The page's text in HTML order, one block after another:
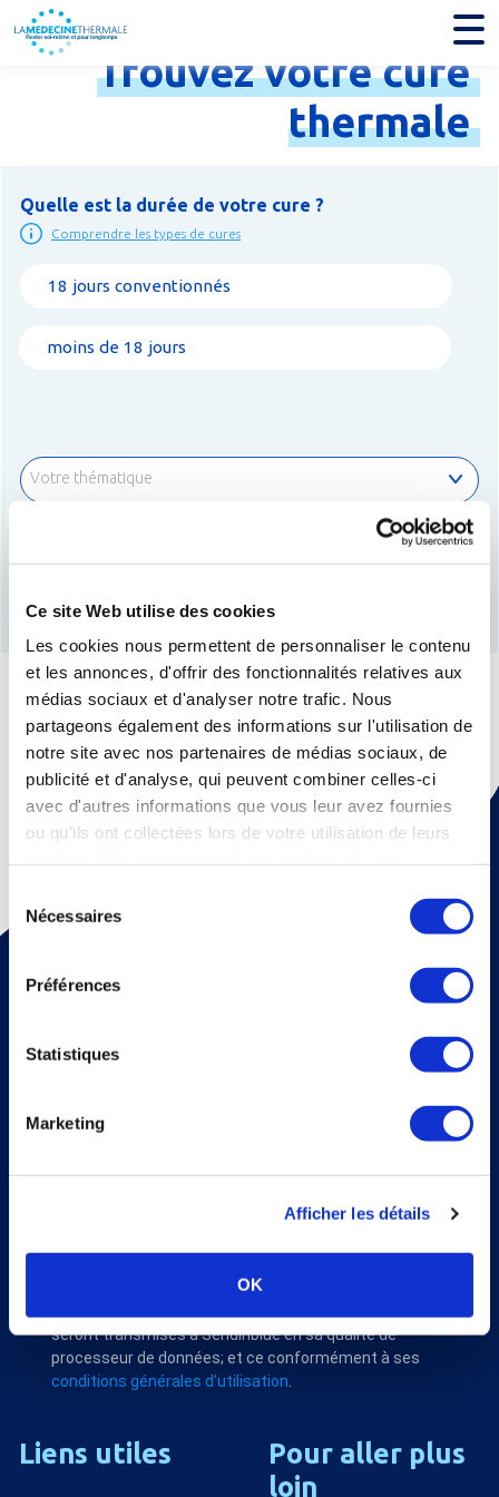
Ce site Web utilise des cookies
Les cookies nous permettent de personnaliser le contenu
et les annonces, d'offrir des fonctionnalités relatives aux
médias sociaux et d'analyser notre trafic. Nous
partageons également des informations sur l'utilisation de
notre site avec nos partenaires de médias sociaux, de
publicité et d'analyse, qui peuvent combiner celles-ci
avec d'autres informations que vous leur avez fournies
ou qu'ils ont collectées lors de votre utilisation de leurs
Nécessaires
Préférences
Statistiques
Marketing
Afficher les détails
OK
Trouvezvotrecure
thermale
Quelle est la durée de votre cure ?
Comprendre les types de cures
18 jours conventionnés
moins de 18 jours
Votre thématique
Rechercher et localiser
la médecine thermale et nos dossiers scientiﬁques,
abonnez vous à notre newsletter !
S'abonner
Veuillez renseigner votre adresse email pour vous inscrire. Ex. :
J'accepte de recevoir vos e-mails et confirme
avoir pris connaissance de votre politique de
marketing. En soumettant ce formulaire, vous
seront transmises à Sendinblue en sa qualité de
processeur de données; et ce conformément à ses
conditions générales d'utilisation.
Liens utiles Pour aller plus
loin